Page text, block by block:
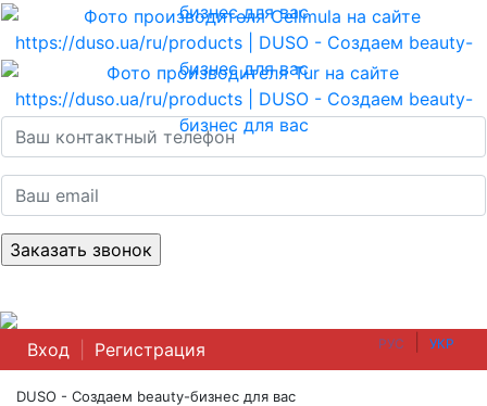
РУС УКР
Вход Регистрация
DUSO - Создаем beauty-бизнес для вас